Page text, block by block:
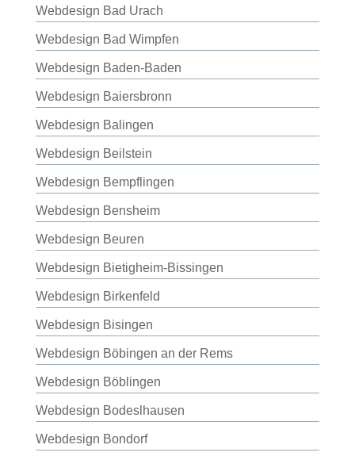
Webdesign Bad Urach
Webdesign Bad Wimpfen
Webdesign Baden-Baden
Webdesign Baiersbronn
Webdesign Balingen
Webdesign Beilstein
Webdesign Bempflingen
Webdesign Bensheim
Webdesign Beuren
Webdesign Bietigheim-Bissingen
Webdesign Birkenfeld
Webdesign Bisingen
Webdesign Böbingen an der Rems
Webdesign Böblingen
Webdesign Bodeslhausen
Webdesign Bondorf